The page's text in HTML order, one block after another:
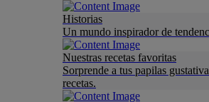
Historias
Un mundo inspirador de
Nuestras recetas favoritas
Sorprende a tus papilas
recetas.